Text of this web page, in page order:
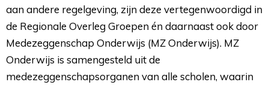
aan andere regelgeving, zijn deze vertegenwoordigd in
de Regionale Overleg Groepen én daarnaast ook door
Medezeggenschap Onderwijs (MZ Onderwijs). MZ
Onderwijs is samengesteld uit de
medezeggenschapsorganen van alle scholen, waarin